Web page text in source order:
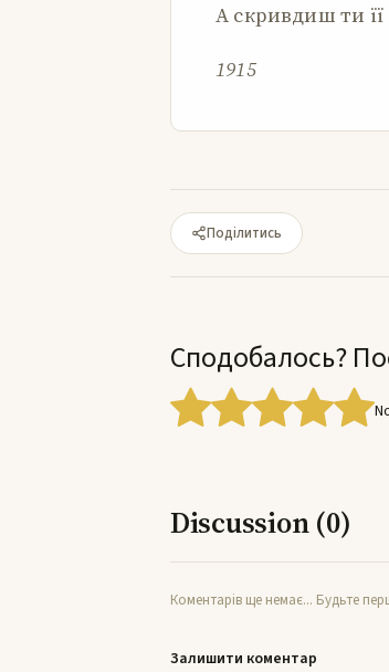
А скривдиш ти
1915
Поділитись
Сподобалось?
Discussion (0)
Коментарів ще немає... Будьте
Залишити коментар